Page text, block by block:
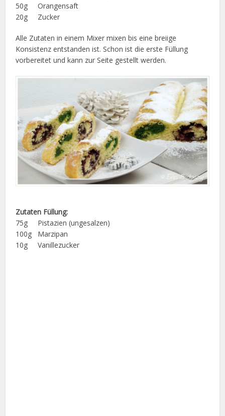
50g Orangensaft
20g Zucker
Alle Zutaten in einem Mixer mixen bis eine breiige
Konsistenz entstanden ist. Schon ist die erste Füllung
vorbereitet und kann zur Seite gestellt werden.
Zutaten Füllung:
75g Pistazien (ungesalzen)
100g Marzipan
10g Vanillezucker